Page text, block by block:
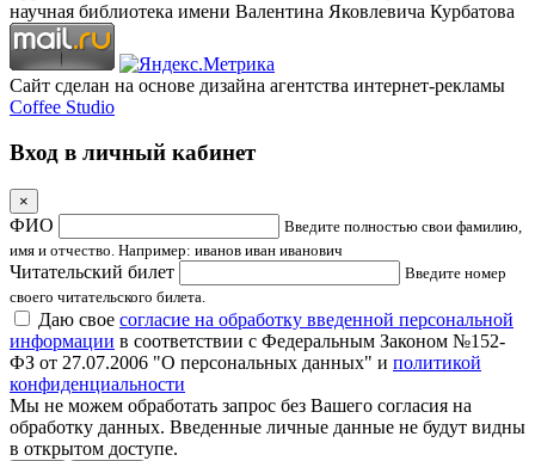
научная библиотека имени Валентина Яковлевича Курбатова
Сайт сделан на основе дизайна агентства интернет-рекламы
Coffee Studio
Вход в личный кабинет
×
ФИО
Введите полностью свои фамилию,
имя и отчество. Например: иванов иван иванович
Читательский билет
Введите номер
своего читательского билета.
Даю свое согласие на обработку введенной персональной
информации в соответствии с Федеральным Законом №152-
ФЗ от 27.07.2006 "О персональных данных" и политикой
конфиденциальности
Мы не можем обработать запрос без Вашего согласия на
обработку данных. Введенные личные данные не будут видны
в открытом доступе.